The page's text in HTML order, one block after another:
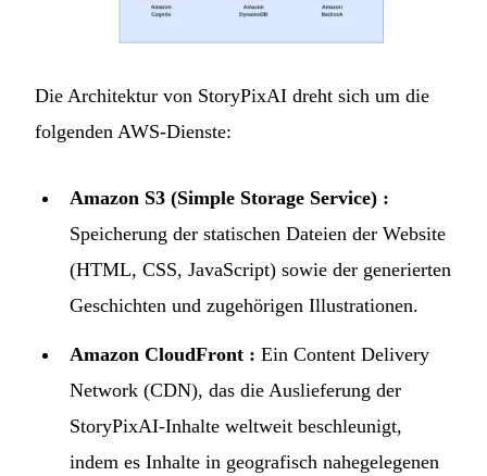
Die Architektur von StoryPixAI dreht sich um die
folgenden AWS-Dienste:
Amazon S3 (Simple Storage Service) :
Speicherung der statischen Dateien der Website
(HTML, CSS, JavaScript) sowie der generierten
Geschichten und zugehörigen Illustrationen.
Amazon CloudFront : Ein Content Delivery
Network (CDN), das die Auslieferung der
StoryPixAI-Inhalte weltweit beschleunigt,
indem es Inhalte in geografisch nahegelegenen